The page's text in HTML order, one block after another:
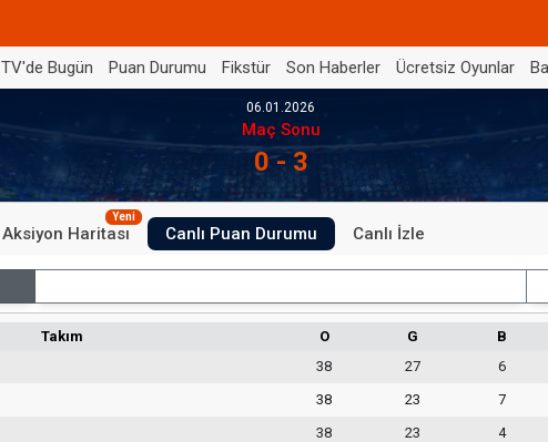
TV'de Bugün Puan Durumu Fikstür Son Haberler Ücretsiz Oyunlar
06.01.2026
Maç Sonu
0 - 3
Aksiyon Haritası
Yeni
Canlı Puan Durumu Canlı İzle
Takım O G B
38 27 6
38 23 7
38 23 4